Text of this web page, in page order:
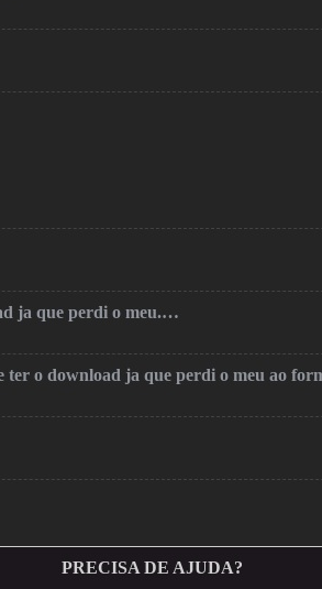
ja que perdi o meu.…
ter o download ja que perdi o meu ao
PRECISA DE AJUDA?